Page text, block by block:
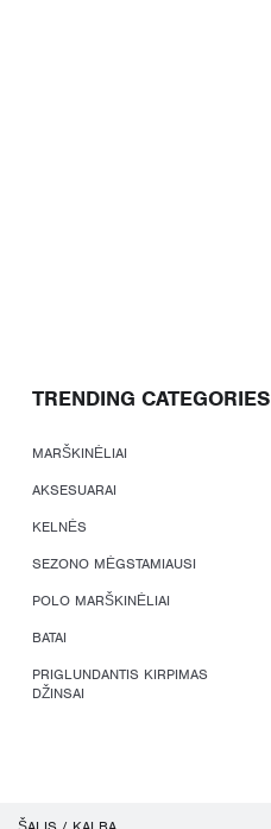
TRENDING CATEGORIES
MARŠKINĖLIAI
AKSESUARAI
KELNĖS
SEZONO MĖGSTAMIAUSI
POLO MARŠKINĖLIAI
BATAI
PRIGLUNDANTIS KIRPIMAS
DŽINSAI